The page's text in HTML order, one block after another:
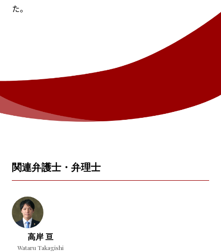
た。
関連弁護士・弁理士
高岸 亘
Wataru Takagishi